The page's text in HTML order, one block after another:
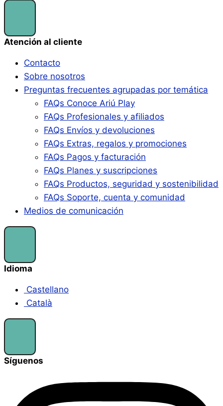
Atención al cliente
Contacto
Sobre nosotros
Preguntas frecuentes agrupadas por temática
FAQs Conoce Ariú Play
FAQs Profesionales y afiliados
FAQs Envíos y devoluciones
FAQs Extras, regalos y promociones
FAQs Pagos y facturación
FAQs Planes y suscripciones
FAQs Productos, seguridad y sostenibilidad
FAQs Soporte, cuenta y comunidad
Medios de comunicación
Idioma
Castellano
Català
Síguenos